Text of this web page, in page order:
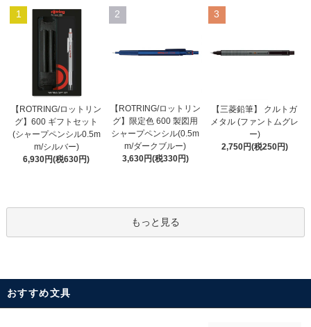
1
【ROTRING/ロットリン
グ】600 ギフトセット
(シャープペンシル0.5m
m/シルバー)
6,930円(税630円)
2
【ROTRING/ロットリン
グ】限定色 600 製図用
シャープペンシル(0.5m
m/ダークブルー)
3,630円(税330円)
3
【三菱鉛筆】 クルトガ
メタル (ファントムグレ
ー)
2,750円(税250円)
もっと見る
おすすめ文具